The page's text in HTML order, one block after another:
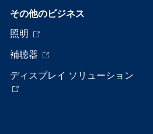
その他のビジネス
照明
補聴器
ディスプレイ ソリューション